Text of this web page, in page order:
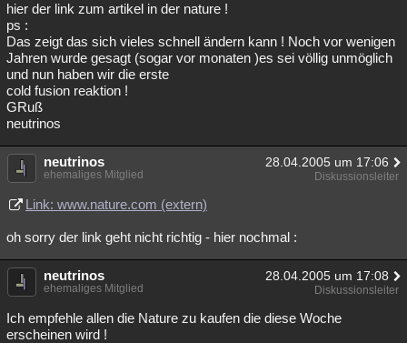
hier der link zum artikel in der nature !
ps :
Das zeigt das sich vieles schnell ändern kann ! Noch vor wenigen
Jahren wurde gesagt (sogar vor monaten )es sei völlig unmöglich
und nun haben wir die erste
cold fusion reaktion !
GRuß
neutrinos
neutrinos 28.04.2005 um 17:06
ehemaliges Mitglied Diskussionsleiter
Link: www.nature.com (extern)
oh sorry der link geht nicht richtig - hier nochmal :
neutrinos 28.04.2005 um 17:08
ehemaliges Mitglied Diskussionsleiter
Ich empfehle allen die Nature zu kaufen die diese Woche
erscheinen wird !